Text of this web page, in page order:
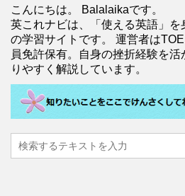
こんにちは。 Balalaikaです。
英これナビは、「使える英語」
の学習サイトです。 運営者は
員免許保有。自身の挫折経験を
りやすく解説しています。